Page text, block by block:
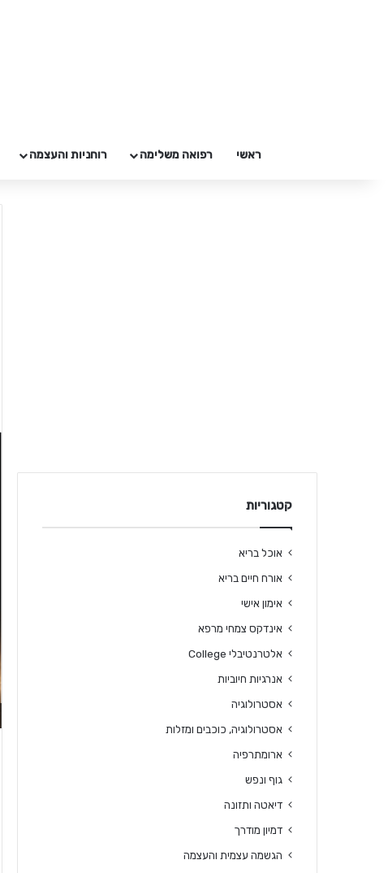
ראשי רפואה משלימה רוחניות והעצמה
קטגוריות
אוכל בריא
אורח חיים בריא
אימון אישי
אינדקס צמחי מרפא
אלטרנטיבלי College
אנרגיות חיוביות
אסטרולוגיה
אסטרולוגיה, כוכבים ומזלות
ארומתרפיה
גוף ונפש
דיאטה ותזונה
דמיון מודרך
הגשמה עצמית והעצמה